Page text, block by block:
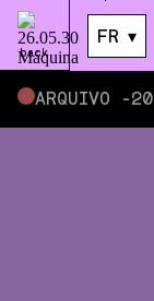
back
FR ▾
ARQUIVO -